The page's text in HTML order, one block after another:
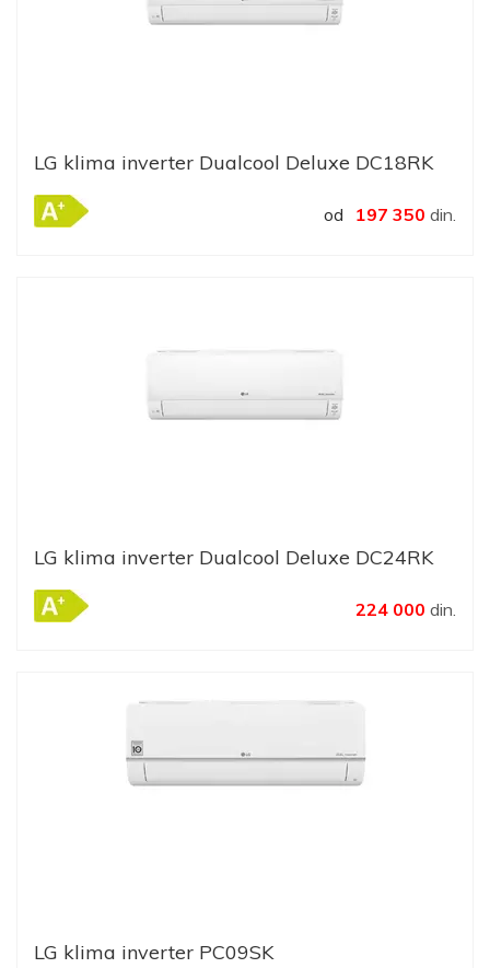
LG klima inverter Dualcool Deluxe DC18RK
od 197 350 din.
LG klima inverter Dualcool Deluxe DC24RK
224 000 din.
LG klima inverter PC09SK